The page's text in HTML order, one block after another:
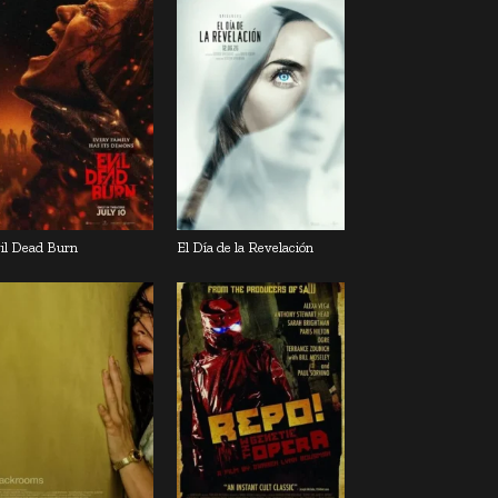
Dead Burn El Día de la Revelación